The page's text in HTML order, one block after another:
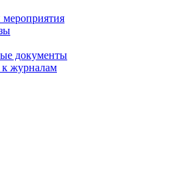
документы
журналам